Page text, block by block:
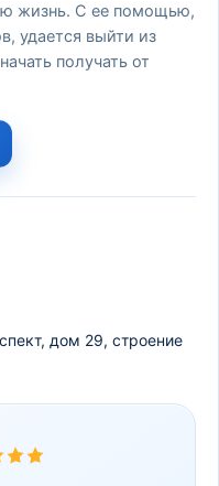
жизнь. С ее помощью,
удается выйти из
получать от
дом 29, строение